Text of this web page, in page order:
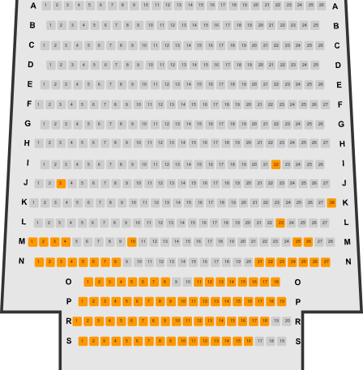
1 2 3 4 5 6 7 8 9 10 11 12 13 14 15 16 17 18 19 20 21 22 23 24 25 26
1 2 3 4 5 6 7 8 9 10 11 12 13 14 15 16 17 18 19 20 21 22 23 24 25 26
1 2 3 4 5 6 7 8 9 10 11 12 13 14 15 16 17 18 19 20 21 22 23 24 25 26
1 2 3 4 5 6 7 8 9 10 11 12 13 14 15 16 17 18 19 20 21 22 23 24 25 26
1 2 3 4 5 6 7 8 9 10 11 12 13 14 15 16 17 18 19 20 21 22 23 24 25 26 27
1 2 3 4 5 6 7 8 9 10 11 12 13 14 15 16 17 18 19 20 21 22 23 24 25 26 27
1 2 3 4 5 6 7 8 9 10 11 12 13 14 15 16 17 18 19 20 21 22 23 24 25 26 27
1 2 3 4 5 6 7 8 9 10 11 12 13 14 15 16 17 18 19 20 21 22 23 24 25 26 27
1 2 3 4 5 6 7 8 9 10 11 12 13 14 15 16 17 18
1 2 3 4 5 6 7 8 9 10 11 12 13 14 15 16 17 18
1 2 3 4 5 6 7 8 9 10 11 12 13 14 15 16 17 18 19
1 2 3 4 5 6 7 8 9 10 11 12 13 14 15 16 17 18 19
1 2 3 4 5 6 7 8 9 10 11 12 13 14 15 16 17 18 19 20
19 20 21 22 23 24 25 26 27
1 2 3 4 5 6 7 8 9 10 11 12 13 14 15 16 17 18 19 20 21 22 23 24 25 26 27 28
1 2 3 4 5 6 7 8 9 10 11 12 13 14 15 16 17 18 19 20 21 22 23 24 25 26 27 28
1 2 3 4 5 6 7 8 9 10 11 12 13 14 15 16 17 18 19 20 21 22 23 24 25 26
1 2 3 4 5 6 7 8 9 10 11 12 13 14 15 16 17 18 19 20 21 22 23 24 25
1 2 3 4 5 6 7 8 9 10 11 12 13 14 15 16 17 18 19 20 21 22 23 24 25